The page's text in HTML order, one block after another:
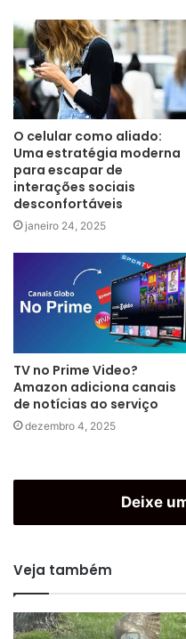
O celular como aliado:
Uma estratégia moderna
para escapar de
interações sociais
desconfortáveis
janeiro 24, 2025
TV no Prime Video?
Amazon adiciona canais
de notícias ao serviço
dezembro 4, 2025
Deixe
Veja também